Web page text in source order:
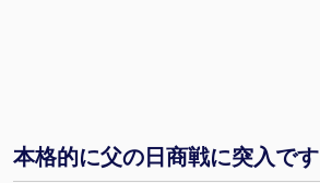
本格的に父の日商戦に突入です